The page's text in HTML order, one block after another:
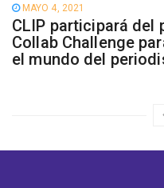
MAYO 4, 2021
CLIP participará del
Collab Challenge
el mundo del